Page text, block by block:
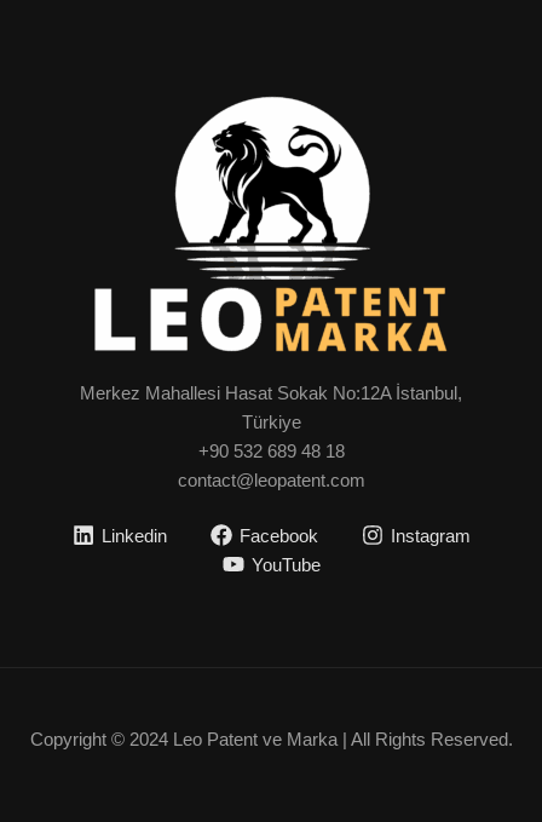
Merkez Mahallesi Hasat Sokak No:12A İstanbul,
Türkiye
+90 532 689 48 18
contact@leopatent.com
Linkedin Facebook
Instagram
YouTube
Copyright © 2024 Leo Patent ve Marka | All Rights Reserved.